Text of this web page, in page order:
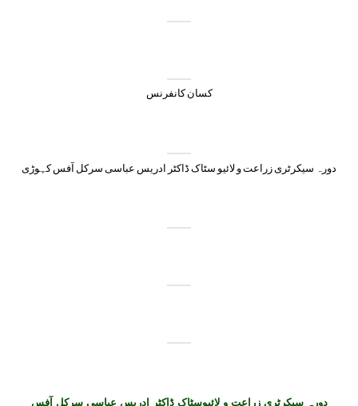
کسان کانفرنس
دورہ سیکرٹری زراعت و لائیو سٹاک ڈاکٹر ادریس عباسی سرکل آفس کہوڑی
دورہ سیکرٹری زراعت و لائیوسٹاک ڈاکٹر ادریس عباسی سرکل آفس